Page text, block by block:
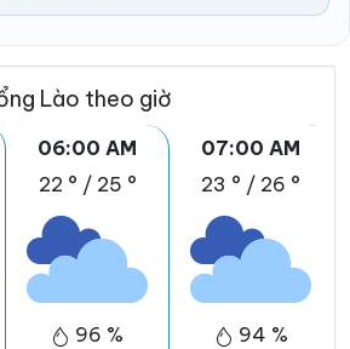
Lào theo giờ
06:00 AM
22 ° / 25 °
96 %
07:00 AM
23 ° / 26 °
94 %